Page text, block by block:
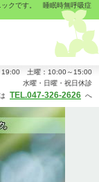
ックです。 睡眠時無呼吸症
19:00 土曜：10:00～15:00
水曜・日曜・祝日休診
TEL.047-326-2626 へ